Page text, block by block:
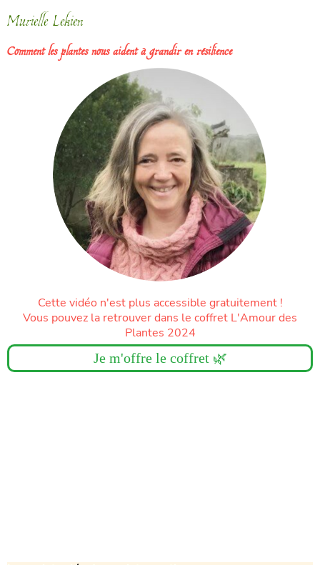
Murielle Lekien
Comment les plantes nous aident à grandir en résilience
Cette vidéo n'est plus accessible gratuitement !
Vous pouvez la retrouver dans le coffret L'Amour des
Plantes 2024
Je m'offre le coffret 🌿